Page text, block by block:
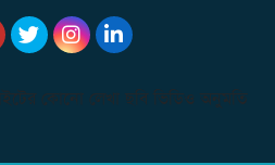
কোনো লেখা ছবি ভিডিও অনুমতি